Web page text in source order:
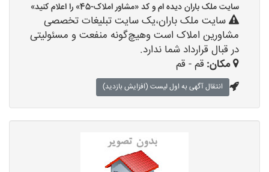
سایت ملک باران دیده ام و کد «مشاور املاک-45» را اعلام کنید»
سایت ملک باران،یک سایت تبلیغات تخصصی
مشاورین املاک است وهیچ‌گونه منفعت و مسئولیتی
در قبال قرارداد شما ندارد.
مکان:قم - قم
انتقال آگهی به اول لیست (افزایش بازدید)